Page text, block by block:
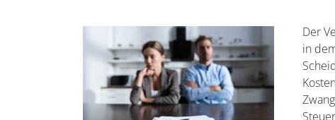
Der
in